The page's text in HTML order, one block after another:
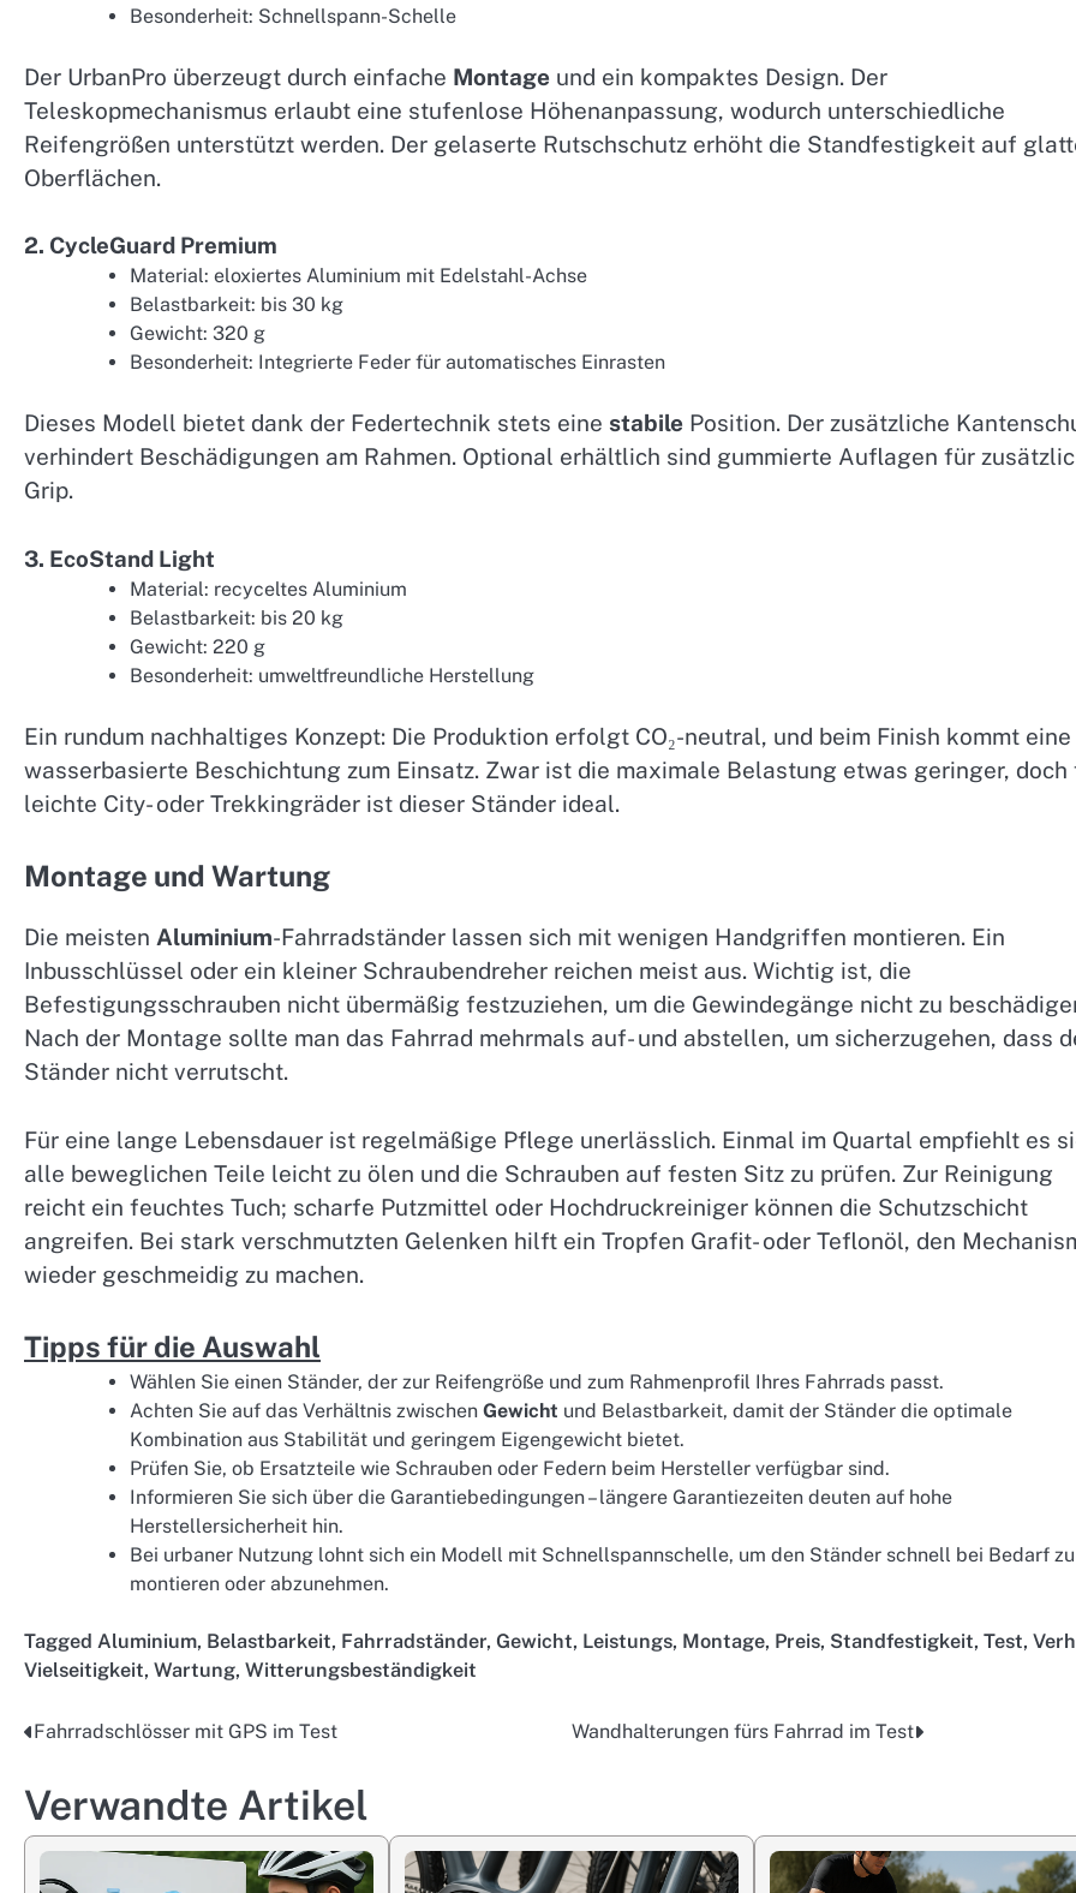
Besonderheit: Schnellspann-Schelle
Der UrbanPro überzeugt durch einfache Montage und ein kompaktes Design. Der
Teleskopmechanismus erlaubt eine stufenlose Höhenanpassung, wodurch unterschiedliche
Reifengrößen unterstützt werden. Der gelaserte Rutschschutz erhöht die Standfestigkeit auf
Oberflächen.
2. CycleGuard Premium
Material: eloxiertes Aluminium mit Edelstahl-Achse
Belastbarkeit: bis 30 kg
Gewicht: 320 g
Besonderheit: Integrierte Feder für automatisches Einrasten
Dieses Modell bietet dank der Federtechnik stets eine stabile Position. Der zusätzliche
verhindert Beschädigungen am Rahmen. Optional erhältlich sind gummierte Auflagen für
Grip.
3. EcoStand Light
Material: recyceltes Aluminium
Belastbarkeit: bis 20 kg
Gewicht: 220 g
Besonderheit: umweltfreundliche Herstellung
Ein rundum nachhaltiges Konzept: Die Produktion erfolgt CO₂-neutral, und beim Finish kommt eine
wasserbasierte Beschichtung zum Einsatz. Zwar ist die maximale Belastung etwas geringer, doch
leichte City- oder Trekkingräder ist dieser Ständer ideal.
Montage und Wartung
Die meisten Aluminium-Fahrradständer lassen sich mit wenigen Handgriffen montieren. Ein
Inbusschlüssel oder ein kleiner Schraubendreher reichen meist aus. Wichtig ist, die
Befestigungsschrauben nicht übermäßig festzuziehen, um die Gewindegänge nicht zu
Nach der Montage sollte man das Fahrrad mehrmals auf- und abstellen, um sicherzugehen, dass
Ständer nicht verrutscht.
Für eine lange Lebensdauer ist regelmäßige Pflege unerlässlich. Einmal im Quartal empfiehlt es
alle beweglichen Teile leicht zu ölen und die Schrauben auf festen Sitz zu prüfen. Zur Reinigung
reicht ein feuchtes Tuch; scharfe Putzmittel oder Hochdruckreiniger können die Schutzschicht
angreifen. Bei stark verschmutzten Gelenken hilft ein Tropfen Grafit- oder Teflonöl, den
wieder geschmeidig zu machen.
Tipps für die Auswahl
Wählen Sie einen Ständer, der zur Reifengröße und zum Rahmenprofil Ihres Fahrrads passt.
Achten Sie auf das Verhältnis zwischen Gewicht und Belastbarkeit, damit der Ständer die optimale
Kombination aus Stabilität und geringem Eigengewicht bietet.
Prüfen Sie, ob Ersatzteile wie Schrauben oder Federn beim Hersteller verfügbar sind.
Informieren Sie sich über die Garantiebedingungen – längere Garantiezeiten deuten auf hohe
Herstellersicherheit hin.
Bei urbaner Nutzung lohnt sich ein Modell mit Schnellspannschelle, um den Ständer schnell bei Bedarf zu
montieren oder abzunehmen.
Tagged Aluminium, Belastbarkeit, Fahrradständer, Gewicht, Leistungs, Montage, Preis, Standfestigkeit, Test,
Vielseitigkeit, Wartung, Witterungsbeständigkeit
Post
navigation
Fahrradschlösser mit GPS im Test Wandhalterungen fürs Fahrrad im Test
Verwandte Artikel